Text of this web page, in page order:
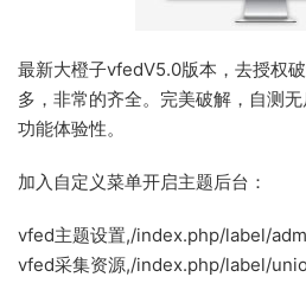
最新大橙子vfedV5.0版本，去授权
多，非常的齐全。完美破解，自测
功能体验性。
加入自定义菜单开启主题后台：
vfed主题设置,/index.php/label/
vfed采集资源,/index.php/label/